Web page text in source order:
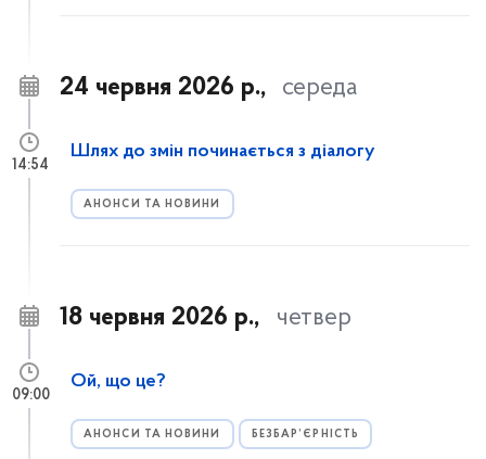
24 червня 2026 р., середа
Шлях до змін починається з діалогу
АНОНСИ ТА НОВИНИ
14:54
18 червня 2026 р., четвер
Ой, що це?
АНОНСИ ТА НОВИНИ БЕЗБАР’ЄРНІСТЬ
09:00